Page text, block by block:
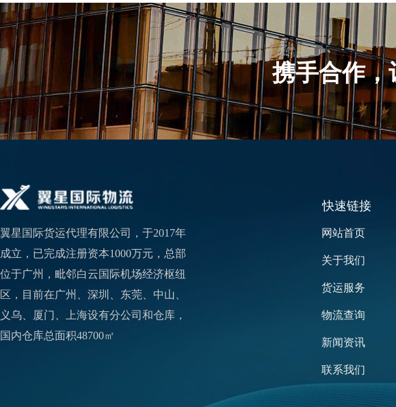
携手合作，
翼星国际货运代理有限公司，于2017年
成立，已完成注册资本1000万元，总部
位于广州，毗邻白云国际机场经济枢纽
区，目前在广州、深圳、东莞、中山、
义乌、厦门、上海设有分公司和仓库，
国内仓库总面积48700㎡
网站首页
关于我们
货运服务
物流查询
新闻资讯
联系我们
快速链接